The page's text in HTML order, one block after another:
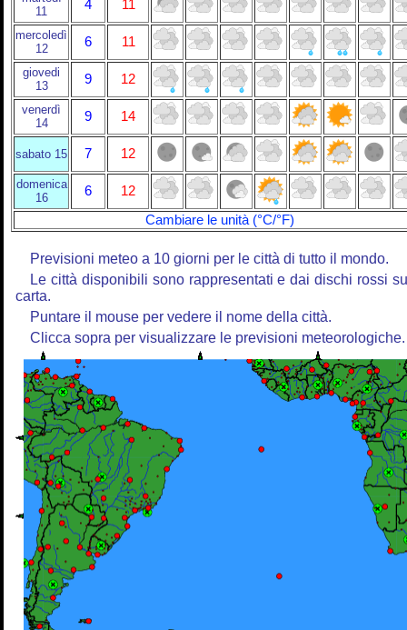
11
4 11
mercoledì
12
6 11
giovedi
13
9 12
venerdì
14
9 14
sabato 15 7 12
domenica
16
6
12
Cambiare le unità (°C/°F)
Previsioni meteo a 10 giorni per le città di tutto il mondo.
Le città disponibili sono rappresentati e dai dischi rossi
carta.
Puntare il mouse per vedere il nome della città.
Clicca sopra per visualizzare le previsioni meteorologiche.